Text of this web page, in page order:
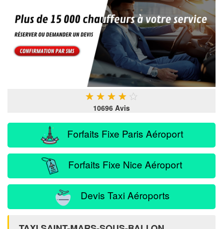
★ ★ ★ ★ ★
10696 Avis
Forfaits Fixe Paris Aéroport
Forfaits Fixe Nice Aéroport
Devis Taxi Aéroports